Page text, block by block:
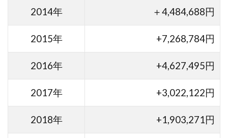
2014年 ＋4,484,688円
2015年 +7,268,784円
2016年 +4,627,495円
2017年 +3,022,122円
2018年 +1,903,271円